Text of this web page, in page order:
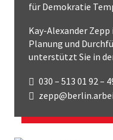
für Demokratie
Kay-Alexander
Planung und
unterstützt Sie in
030 – 513 01 92 –